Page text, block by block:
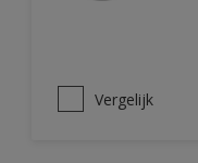
Vergelijk